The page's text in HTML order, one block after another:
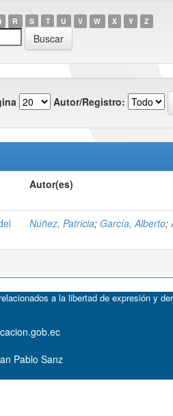
R S T U V W X Y Z
Autor/Registro:
Autor(es)
Núñez, Patricia; García, Alberto;
a la libertad de expresión y
Pablo Sanz